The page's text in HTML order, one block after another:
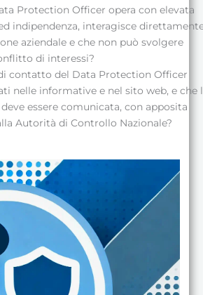
Protection Officer opera con elevata
indipendenza, interagisce
aziendale e che non può svolgere
di interessi?
contatto del Data Protection Officer
nelle informative e nel sito web, e che
essere comunicata, con apposita
Autorità di Controllo Nazionale?